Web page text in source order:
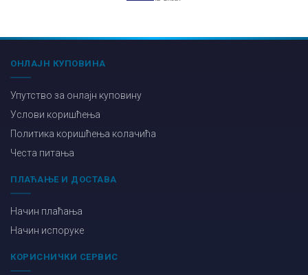
ОНЛАЈН КУПОВИНА
Упутство за онлајн куповину
Услови коришћења
Политика коришћења колачића
Честа питања
ПЛАЋАЊЕ И ДОСТАВА
Начин плаћања
Начин испоруке
КОРИСНИЧКИ СЕРВИС